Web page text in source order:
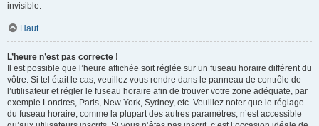
invisible.
Haut
L’heure n’est pas correcte !
Il est possible que l’heure affichée soit réglée sur un fuseau horaire différent du
vôtre. Si tel était le cas, veuillez vous rendre dans le panneau de contrôle de
l’utilisateur et régler le fuseau horaire afin de trouver votre zone adéquate, par
exemple Londres, Paris, New York, Sydney, etc. Veuillez noter que le réglage
du fuseau horaire, comme la plupart des autres paramètres, n’est accessible